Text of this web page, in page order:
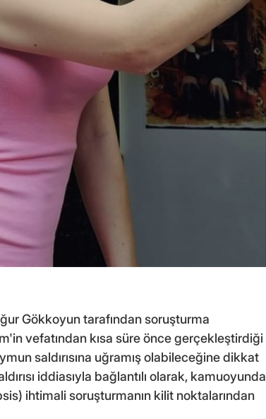
Gökkoyun tarafından soruşturma
vefatından kısa süre önce gerçekleştirdiği
saldırısına uğramış olabileceğine dikkat
iddiasıyla bağlantılı olarak, kamuoyunda
ihtimali soruşturmanın kilit noktalarından